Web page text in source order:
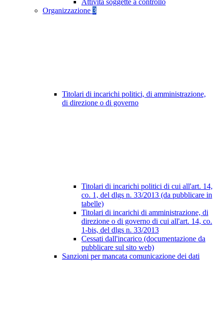
Attività soggette a controllo
Organizzazione 3
Titolari di incarichi politici, di amministrazione,
di direzione o di governo
Titolari di incarichi politici di cui all'art. 14,
co. 1, del dlgs n. 33/2013 (da pubblicare in
tabelle)
Titolari di incarichi di amministrazione, di
direzione o di governo di cui all'art. 14, co.
1-bis, del dlgs n. 33/2013
Cessati dall'incarico (documentazione da
pubblicare sul sito web)
Sanzioni per mancata comunicazione dei dati